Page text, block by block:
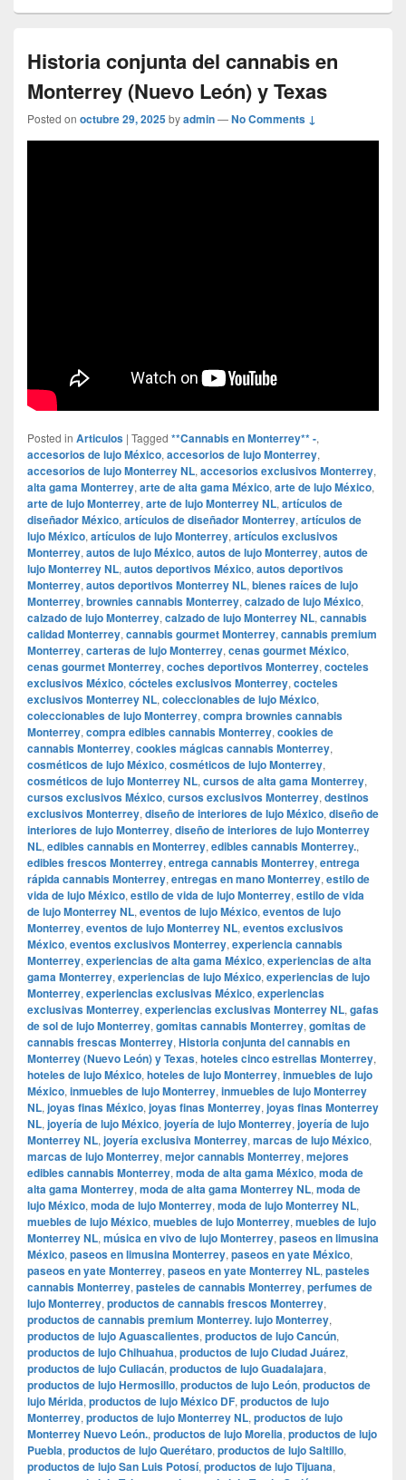
Historia conjunta del cannabis en
Monterrey (Nuevo León) y Texas
Posted on octubre 29, 2025byadmin—No Comments ↓
Posted in Articulos | Tagged **Cannabis en Monterrey** -,
accesorios de lujo México, accesorios de lujo Monterrey,
accesorios de lujo Monterrey NL, accesorios exclusivos Monterrey,
alta gama Monterrey, arte de alta gama México, arte de lujo México,
arte de lujo Monterrey, arte de lujo Monterrey NL, artículos de
diseñador México, artículos de diseñador Monterrey, artículos de
lujo México, artículos de lujo Monterrey, artículos exclusivos
Monterrey, autos de lujo México, autos de lujo Monterrey, autos de
lujo Monterrey NL, autos deportivos México, autos deportivos
Monterrey, autos deportivos Monterrey NL, bienes raíces de lujo
Monterrey, brownies cannabis Monterrey, calzado de lujo México,
calzado de lujo Monterrey, calzado de lujo Monterrey NL, cannabis
calidad Monterrey, cannabis gourmet Monterrey, cannabis premium
Monterrey, carteras de lujo Monterrey, cenas gourmet México,
cenas gourmet Monterrey, coches deportivos Monterrey, cocteles
exclusivos México, cócteles exclusivos Monterrey, cocteles
exclusivos Monterrey NL, coleccionables de lujo México,
coleccionables de lujo Monterrey, compra brownies cannabis
Monterrey, compra edibles cannabis Monterrey, cookies de
cannabis Monterrey, cookies mágicas cannabis Monterrey,
cosméticos de lujo México, cosméticos de lujo Monterrey,
cosméticos de lujo Monterrey NL, cursos de alta gama Monterrey,
cursos exclusivos México, cursos exclusivos Monterrey, destinos
exclusivos Monterrey, diseño de interiores de lujo México, diseño de
interiores de lujo Monterrey, diseño de interiores de lujo Monterrey
NL, edibles cannabis en Monterrey, edibles cannabis Monterrey.,
edibles frescos Monterrey, entrega cannabis Monterrey, entrega
rápida cannabis Monterrey, entregas en mano Monterrey, estilo de
vida de lujo México, estilo de vida de lujo Monterrey, estilo de vida
de lujo Monterrey NL, eventos de lujo México, eventos de lujo
Monterrey, eventos de lujo Monterrey NL, eventos exclusivos
México, eventos exclusivos Monterrey, experiencia cannabis
Monterrey, experiencias de alta gama México, experiencias de alta
gama Monterrey, experiencias de lujo México, experiencias de lujo
Monterrey, experiencias exclusivas México, experiencias
exclusivas Monterrey, experiencias exclusivas Monterrey NL, gafas
de sol de lujo Monterrey, gomitas cannabis Monterrey, gomitas de
cannabis frescas Monterrey, Historia conjunta del cannabis en
Monterrey (Nuevo León) y Texas, hoteles cinco estrellas Monterrey,
hoteles de lujo México, hoteles de lujo Monterrey, inmuebles de lujo
México, inmuebles de lujo Monterrey, inmuebles de lujo Monterrey
NL, joyas finas México, joyas finas Monterrey, joyas finas Monterrey
NL, joyería de lujo México, joyería de lujo Monterrey, joyería de lujo
Monterrey NL, joyería exclusiva Monterrey, marcas de lujo México,
marcas de lujo Monterrey, mejor cannabis Monterrey, mejores
edibles cannabis Monterrey, moda de alta gama México, moda de
alta gama Monterrey, moda de alta gama Monterrey NL, moda de
lujo México, moda de lujo Monterrey, moda de lujo Monterrey NL,
muebles de lujo México, muebles de lujo Monterrey, muebles de lujo
Monterrey NL, música en vivo de lujo Monterrey, paseos en limusina
México, paseos en limusina Monterrey, paseos en yate México,
paseos en yate Monterrey, paseos en yate Monterrey NL, pasteles
cannabis Monterrey, pasteles de cannabis Monterrey, perfumes de
lujo Monterrey, productos de cannabis frescos Monterrey,
productos de cannabis premium Monterrey. lujo Monterrey,
productos de lujo Aguascalientes, productos de lujo Cancún,
productos de lujo Chihuahua, productos de lujo Ciudad Juárez,
productos de lujo Culiacán, productos de lujo Guadalajara,
productos de lujo Hermosillo, productos de lujo León, productos de
lujo Mérida, productos de lujo México DF, productos de lujo
Monterrey, productos de lujo Monterrey NL, productos de lujo
Monterrey Nuevo León., productos de lujo Morelia, productos de lujo
Puebla, productos de lujo Querétaro, productos de lujo Saltillo,
productos de lujo San Luis Potosí, productos de lujo Tijuana,